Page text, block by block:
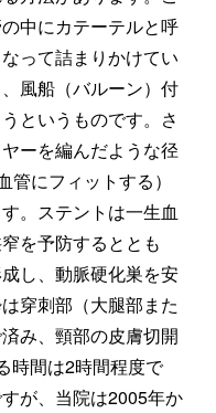
中にカテーテルと呼
って詰まりかけてい
風船（バルーン）付
というものです。さ
ーを編んだような径
にフィットする）
。ステントは一生血
を予防するととも
し、動脈硬化巣を安
穿刺部（大腿部また
み、頸部の皮膚切開
時間は2時間程度で
が、当院は2005年か